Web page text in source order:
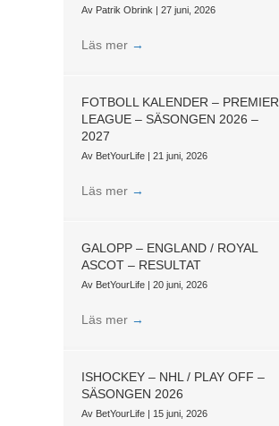
Av Patrik Obrink |27 juni, 2026
Läs mer →
FOTBOLL KALENDER – PREMIER
LEAGUE – SÄSONGEN 2026 –
2027
Av BetYourLife |21 juni, 2026
Läs mer →
GALOPP – ENGLAND / ROYAL
ASCOT – RESULTAT
Av BetYourLife |20 juni, 2026
Läs mer →
ISHOCKEY – NHL / PLAY OFF –
SÄSONGEN 2026
Av BetYourLife | 15 juni, 2026